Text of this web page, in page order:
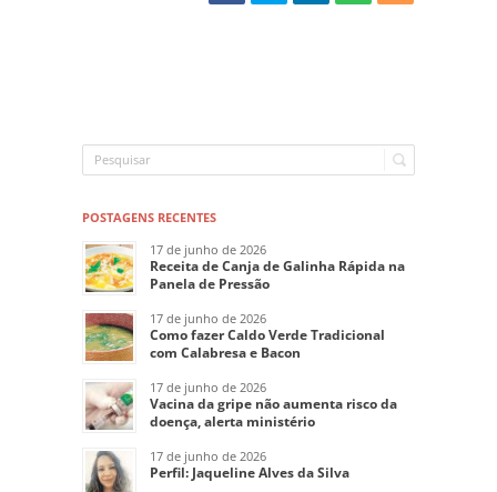
POSTAGENS RECENTES
17 de junho de 2026
Receita de Canja de Galinha Rápida na
Panela de Pressão
17 de junho de 2026
Como fazer Caldo Verde Tradicional
com Calabresa e Bacon
17 de junho de 2026
Vacina da gripe não aumenta risco da
doença, alerta ministério
17 de junho de 2026
Perfil: Jaqueline Alves da Silva